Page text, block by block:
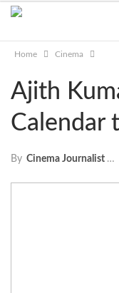
Home Cinema
Ajith
Calendar
By Cinema Journalist Union